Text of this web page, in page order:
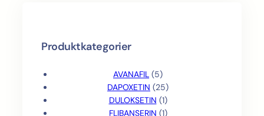
Produktkategorier
AVANAFIL 55
p
r
o
DAPOXETIN 252
5
p
DULOKSETIN 11
p
FLIBANSERIN 11